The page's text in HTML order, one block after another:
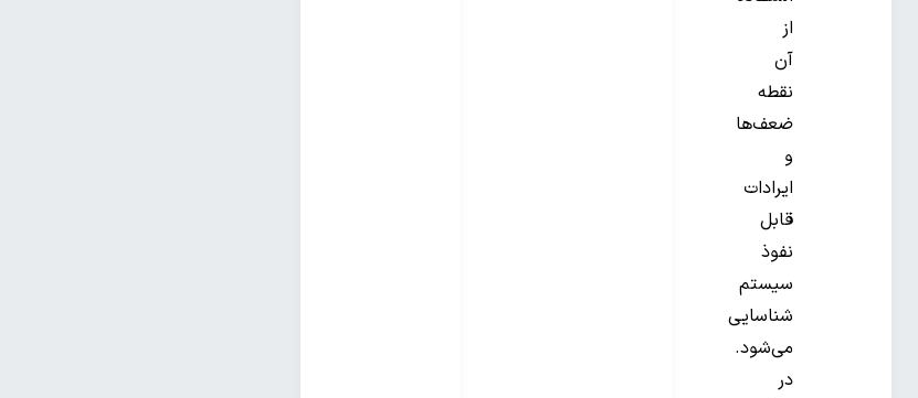
از
آن
نقطه
ضعف‌ها
و
ایرادات
قابل
نفوذ
سیستم
شناسایی
می‌شود.
در